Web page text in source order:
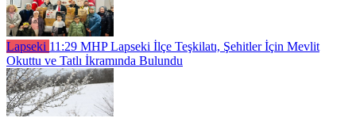
Lapseki 11:29 MHP Lapseki İlçe Teşkilatı, Şehitler İçin Mevlit
Okuttu ve Tatlı İkramında Bulundu